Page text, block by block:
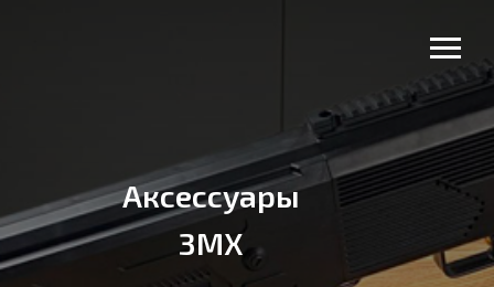
Аксессуары
3MX